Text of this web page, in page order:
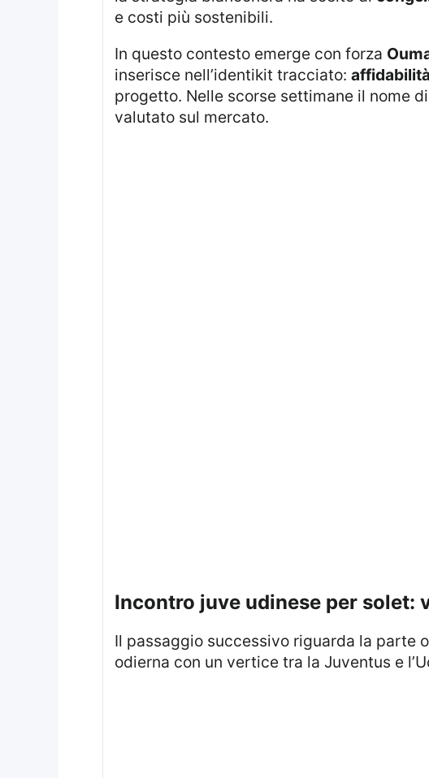
e costi più sostenibili.
In questo contesto emerge con forza
inserisce nell’identikit tracciato: affidabilità
progetto. Nelle scorse settimane il nome
valutato sul mercato.
incontro juve udinese per solet:
Il passaggio successivo riguarda la parte operativa della pista. Il primo confronto concreto si è svolto nella mattinata
odierna con un vertice tra la Juventus e